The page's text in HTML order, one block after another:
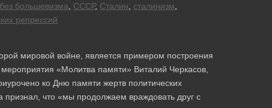
большевизма СССР, Сталин сталинизм
репрессий
мировой войне, является примером построения
«Молитва памяти» Виталий Черкасов,
ко Дню памяти жертв политических
признал, что «мы продолжаем враждовать друг с